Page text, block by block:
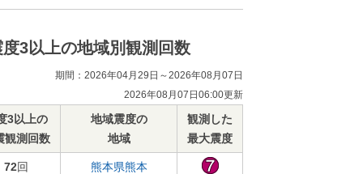
度3以上の地域別観測回数
期間：2026年04月29日～2026年08月07日
2026年08月07日06:00更新
3以上の
観測回数
地域震度の
地域
観測した
最大震度
72回 熊本県熊本